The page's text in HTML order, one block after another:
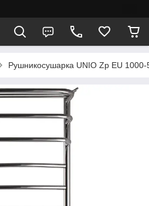
Рушникосушарка UNIO Zp EU